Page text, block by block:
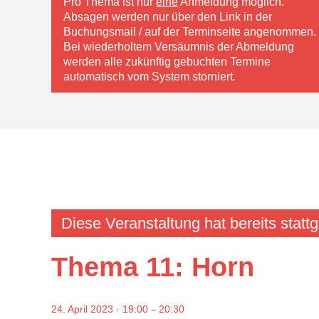
Absagen werden nur über den Link in der
Buchungsmail / auf der Terminseite angenommen.
Bei wiederholtem Versäumnis der Abmeldung
werden alle zukünftig gebuchten Termine
automatisch vom System storniert.
Diese Veranstaltung hat bereits
Thema 11: Horn
24. April 2023 · 19:00 – 20:30